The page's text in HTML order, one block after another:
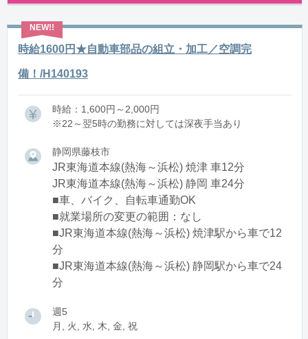
時給1600円★自動車部品の組立・加工／空調完
備！/H140193
時給：1,600円～2,000円
※22～翌5時の勤務に対しては深夜手当あり
静岡県藤枝市
JR東海道本線(熱海～浜松) 焼津 車12分
JR東海道本線(熱海～浜松) 静岡 車24分
■車、バイク、自転車通勤OK
■就業場所の変更の範囲：なし
■JR東海道本線(熱海～浜松) 焼津駅から車で12
分
■JR東海道本線(熱海～浜松) 静岡駅から車で24
分
週5
月, 火, 水, 木, 金, 祝